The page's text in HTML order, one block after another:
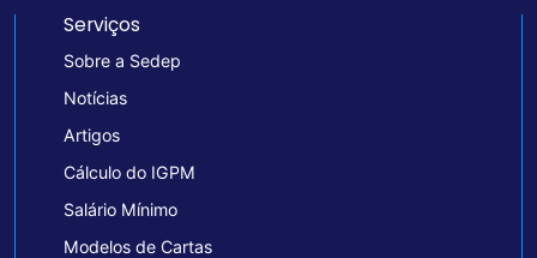
Serviços
Sobre a Sedep
Notícias
Artigos
Cálculo do IGPM
Salário Mínimo
Modelos de Cartas